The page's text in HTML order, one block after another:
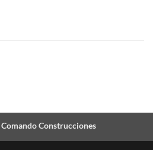
Comando Construcciones